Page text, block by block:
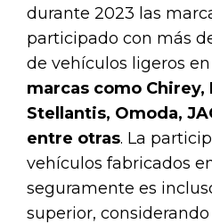
durante 2023 las
participado con más
de vehículos ligeros
marcas como Chirey,
Stellantis, Omoda,
entre otras. La
vehículos fabricados
seguramente es
superior,